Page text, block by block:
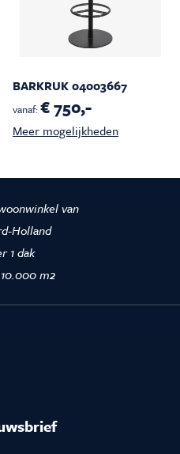
BARKRUK 04003667
vanaf:€ 750,-
Meer mogelijkheden
van
Holland
1 dak
m2